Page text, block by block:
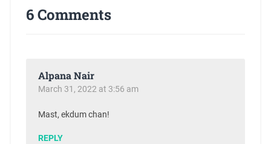
6 Comments
Alpana Nair
March 31, 2022 at 3:56 am
Mast, ekdum chan!
REPLY